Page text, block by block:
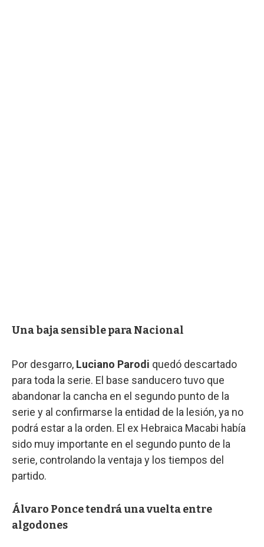
Una baja sensible para Nacional
Por desgarro, Luciano Parodi quedó descartado
para toda la serie. El base sanducero tuvo que
abandonar la cancha en el segundo punto de la
serie y al confirmarse la entidad de la lesión, ya no
podrá estar a la orden. El ex Hebraica Macabi había
sido muy importante en el segundo punto de la
serie, controlando la ventaja y los tiempos del
partido.
Álvaro Ponce tendrá una vuelta entre
algodones